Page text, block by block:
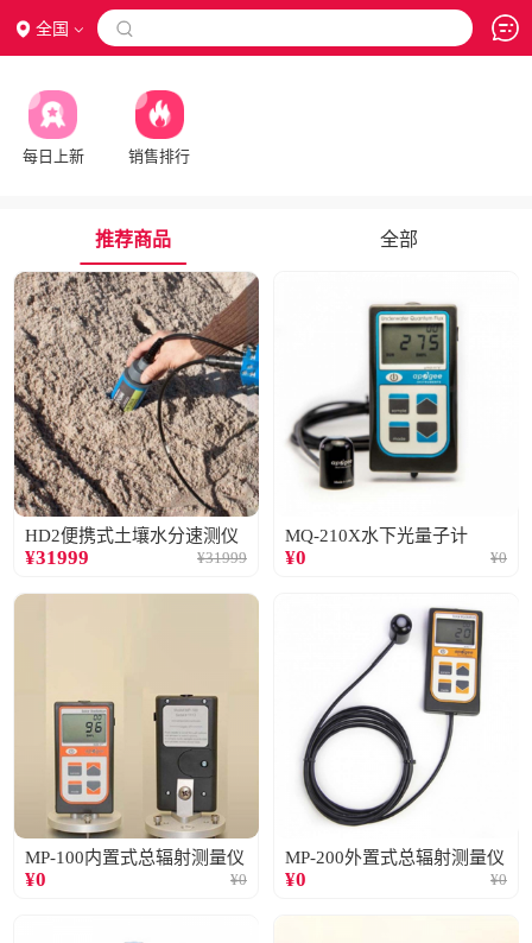
全国 
每日上新 销售排行
推荐商品 全部
HD2便携式土壤水分速测仪
¥31999 ¥31999
MQ-210X水下光量子计
¥0 ¥0
MP-100内置式总辐射测量仪
¥0 ¥0
MP-200外置式总辐射测量仪
¥0 ¥0